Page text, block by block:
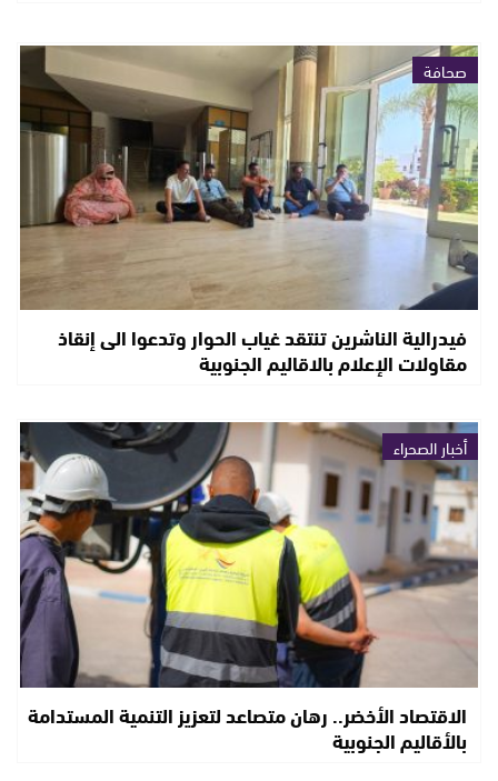
صحافة
فيدرالية الناشرين تنتقد غياب الحوار وتدعوا الى إنقاذ
مقاولات الإعلام بالاقاليم الجنوبية
أخبار الصحراء
الاقتصاد الأخضر.. رهان متصاعد لتعزيز التنمية المستدامة
بالأقاليم الجنوبية